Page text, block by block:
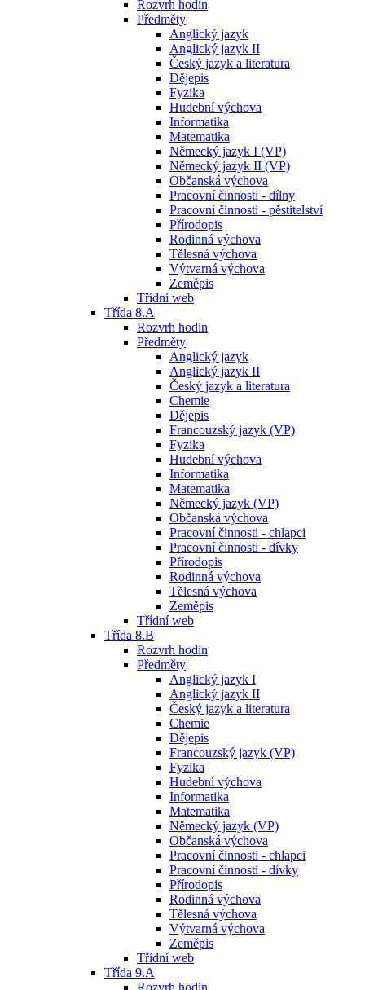
Rozvrh hodin
Předměty
Anglický jazyk
Anglický jazyk II
Český jazyk a literatura
Dějepis
Fyzika
Hudební výchova
Informatika
Matematika
Německý jazyk I (VP)
Německý jazyk II (VP)
Občanská výchova
Pracovní činnosti - dílny
Pracovní činnosti - pěstitelství
Přírodopis
Rodinná výchova
Tělesná výchova
Výtvarná výchova
Zeměpis
Třídní web
Třída 8.A
Rozvrh hodin
Předměty
Anglický jazyk
Anglický jazyk II
Český jazyk a literatura
Chemie
Dějepis
Francouzský jazyk (VP)
Fyzika
Hudební výchova
Informatika
Matematika
Německý jazyk (VP)
Občanská výchova
Pracovní činnosti - chlapci
Pracovní činnosti - dívky
Přírodopis
Rodinná výchova
Tělesná výchova
Zeměpis
Třídní web
Třída 8.B
Rozvrh hodin
Předměty
Anglický jazyk I
Anglický jazyk II
Český jazyk a literatura
Chemie
Dějepis
Francouzský jazyk (VP)
Fyzika
Hudební výchova
Informatika
Matematika
Německý jazyk (VP)
Občanská výchova
Pracovní činnosti - chlapci
Pracovní činnosti - dívky
Přírodopis
Rodinná výchova
Tělesná výchova
Výtvarná výchova
Zeměpis
Třídní web
Třída 9.A
Rozvrh hodin